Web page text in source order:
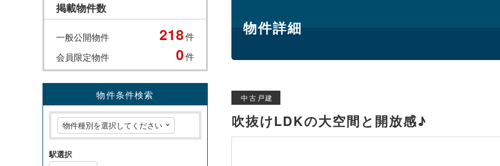
物件詳細
中古戸建
吹抜けLDKの大空間と開放感♪
掲載物件数
一般公開物件 218件
会員限定物件
0件
物件条件検索
駅選択